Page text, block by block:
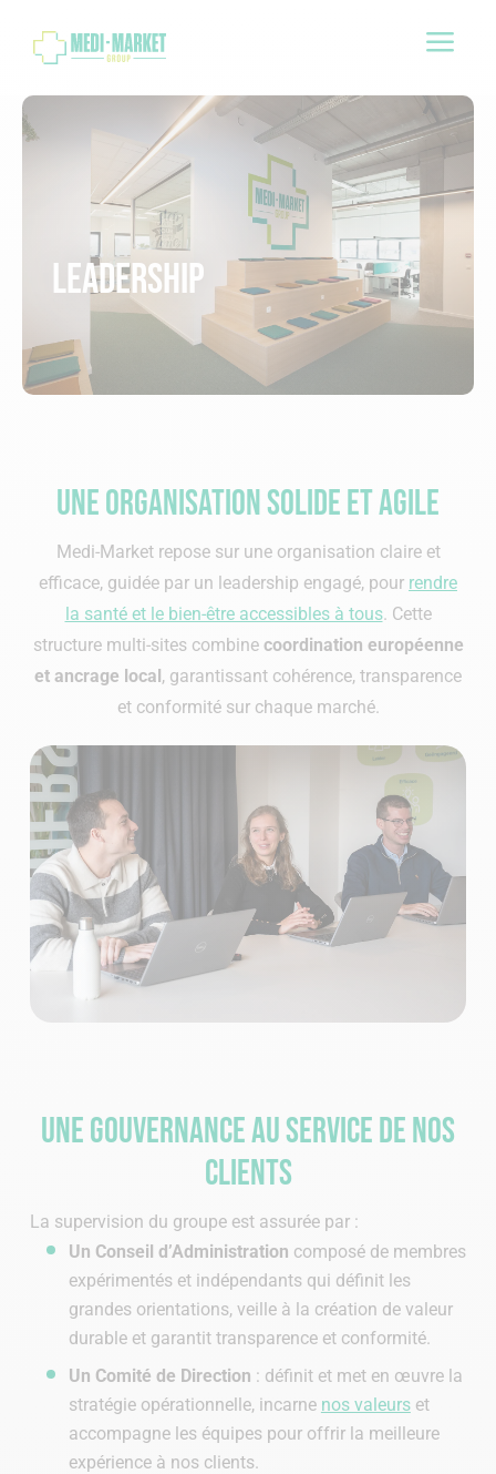
a
Leadership
Une organisation solide et agile
Medi-Market repose sur une organisation claire et
efficace, guidée par un leadership engagé, pour rendre
la santé et le bien-être accessibles à tous. Cette
structure multi-sites combine coordination européenne
et ancrage local, garantissant cohérence, transparence
et conformité sur chaque marché.
Une gouvernance au service de nos
clients
La supervision du groupe est assurée par :
Un Conseil d’Administration composé de membres
expérimentés et indépendants qui définit les
grandes orientations, veille à la création de valeur
durable et garantit transparence et conformité.
Un Comité de Direction : définit et met en œuvre la
stratégie opérationnelle, incarne nos valeurset
accompagne les équipes pour offrir la meilleure
expérience à nos clients.